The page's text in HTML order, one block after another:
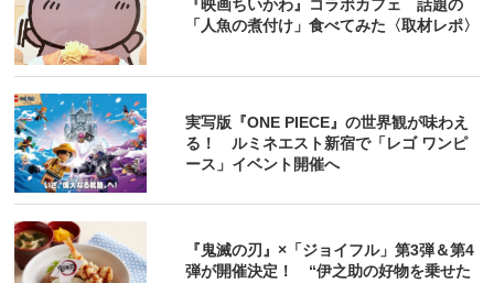
『映画ちいかわ』コラボカフェ 話題の
「人魚の煮付け」食べてみた〈取材レポ〉
実写版『ONE PIECE』の世界観が味わえ
る！ ルミネエスト新宿で「レゴ ワンピ
ース」イベント開催へ
『鬼滅の刃』×「ジョイフル」第3弾＆第4
弾が開催決定！ “伊之助の好物を乗せた